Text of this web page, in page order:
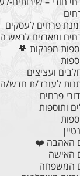
פרחים לעסקים
ומארזים לראש
מפנקות 💗
ועציצים
לעובד/ת חדש/ה
פרחים
ותוספות
האהבה ❤️
האישה
המשפחה